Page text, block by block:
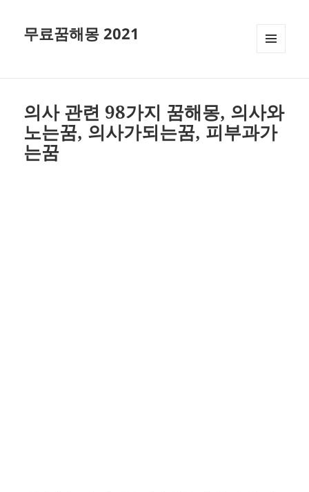
무료꿈해몽 2021
의사 관련 98가지 꿈해몽, 의사와
노는꿈, 의사가되는꿈, 피부과가
는꿈